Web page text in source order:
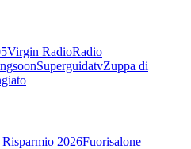
Virgin RadioRadio
SuperguidatvZuppa di
Risparmio 2026Fuorisalone